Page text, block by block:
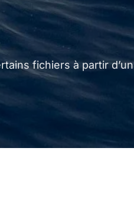
fichiers à partir d’un